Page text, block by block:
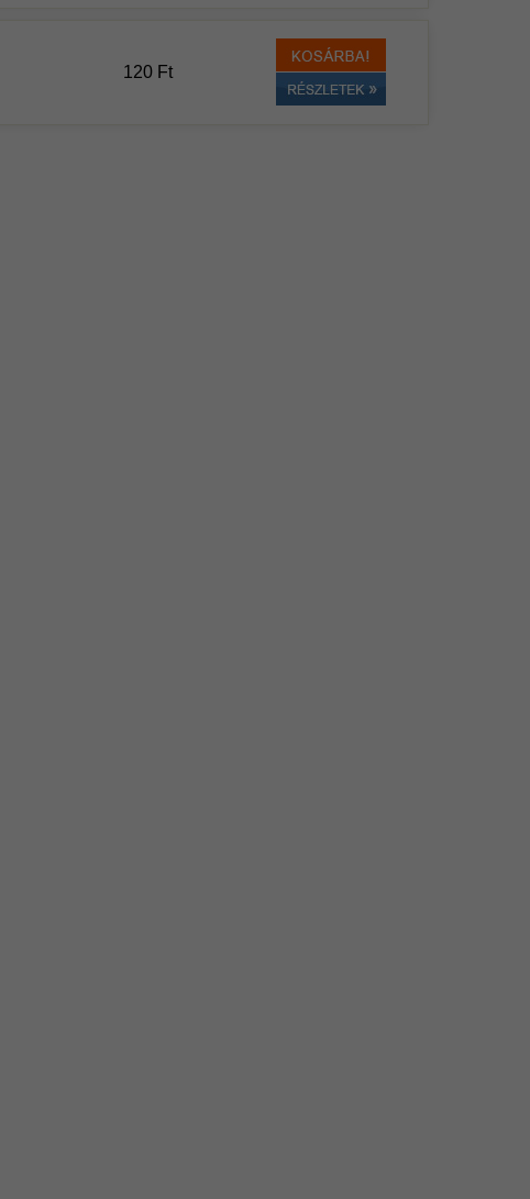
120 Ft